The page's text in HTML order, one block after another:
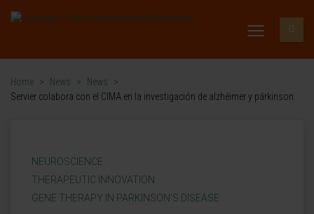
Home > News > News
>
Servier colabora con el CIMA en la investigación de alzhéimer y párkinson
NEUROSCIENCE
THERAPEUTIC INNOVATION
GENE THERAPY IN PARKINSON'S DISEASE